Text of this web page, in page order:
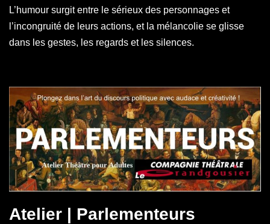
L’humour surgit entre le sérieux des personnages et
l’incongruité de leurs actions, et la mélancolie se glisse
dans les gestes, les regards et les silences.
Atelier | Parlementeurs